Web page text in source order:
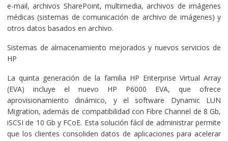
e-mail, archivos SharePoint, multimedia, archivos de imágenes
médicas (sistemas de comunicación de archivo de imágenes) y
otros datos basados en archivo.
Sistemas de almacenamiento mejorados y nuevos servicios de
HP
La quinta generación de la familia HP Enterprise Virtual Array
(EVA) incluye el nuevo HP P6000 EVA, que ofrece
aprovisionamiento dinámico, y el software Dynamic LUN
Migration, además de compatibilidad con Fibre Channel de 8 Gb,
iSCSI de 10 Gb y FCoE. Esta solución fácil de administrar permite
que los clientes consoliden datos de aplicaciones para acelerar